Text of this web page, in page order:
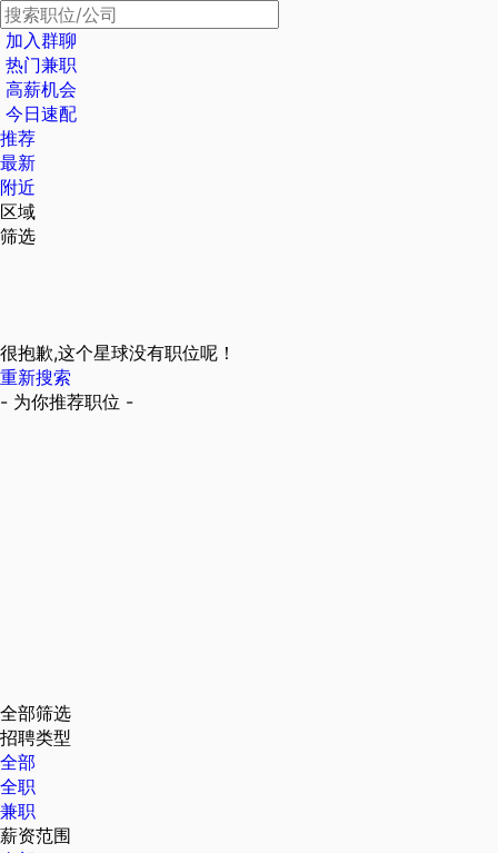
加入群聊
热门兼职
高薪机会
今日速配
推荐
最新
附近
区域
筛选
很抱歉,这个星球没有职位呢！
重新搜索
- 为你推荐职位 -
全部筛选
招聘类型
全部
全职
兼职
薪资范围